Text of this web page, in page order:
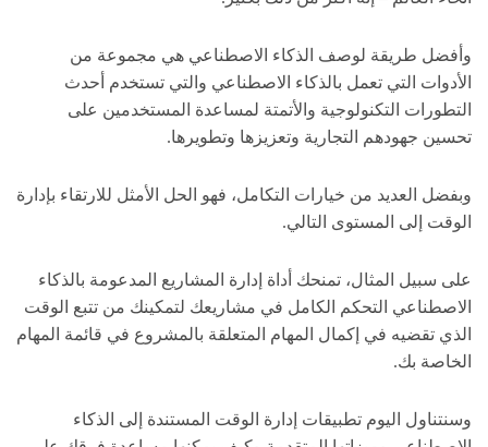
وأفضل طريقة لوصف الذكاء الاصطناعي هي مجموعة من
الأدوات التي تعمل بالذكاء الاصطناعي والتي تستخدم أحدث
التطورات التكنولوجية والأتمتة لمساعدة المستخدمين على
تحسين جهودهم التجارية وتعزيزها وتطويرها.
وبفضل العديد من خيارات التكامل، فهو الحل الأمثل للارتقاء بإدارة
الوقت إلى المستوى التالي.
على سبيل المثال، تمنحك أداة إدارة المشاريع المدعومة بالذكاء
الاصطناعي التحكم الكامل في مشاريعك لتمكينك من تتبع الوقت
الذي تقضيه في إكمال المهام المتعلقة بالمشروع في قائمة المهام
الخاصة بك.
وسنتناول اليوم تطبيقات إدارة الوقت المستندة إلى الذكاء